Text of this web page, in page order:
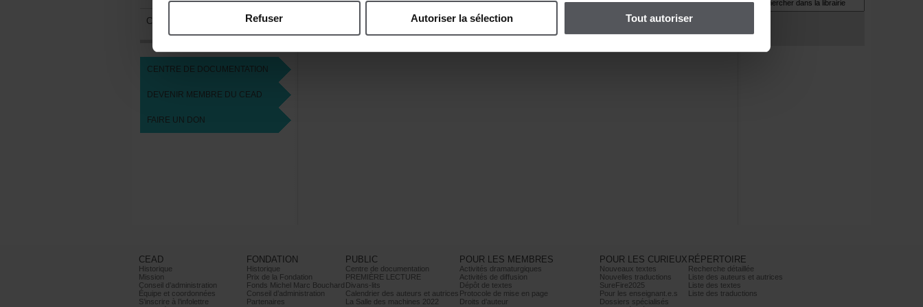
Refuser Autoriserlasélection Toutautoriser
Comitésdemembres
CENTREDEDOCUMENTATION
DEVENIRMEMBREDUCEAD
FAIREUNDON
CEAD
Historique
Mission
Conseild’administration
Équipeetcoordonnées
S’inscrireàl’infolettre
FONDATION
Historique
PrixdelaFondation
FondsMichelMarcBouchard
Conseild’administration
Partenaires
PUBLIC
Centrededocumentation
PREMIÈRELECTURE
Divans-lits
Calendrierdesauteursetautrices
LaSalledesmachines2022
POURLESMEMBRES
Activitésdramaturgiques
Activitésdediffusion
Dépôtdetextes
Protocoledemiseenpage
Droitsd’auteur
POURLESCURIEUX
Nouveauxtextes
Nouvellestraductions
SureFire2025
Pourlesenseignant.e.s
Dossiersspécialisés
RÉPERTOIRE
Recherchedétaillée
Listedesauteursetautrices
Listedestextes
Listedestraductions